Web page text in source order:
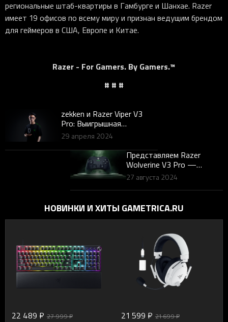
региональные штаб-квартиры в Гамбурге и Шанхае. Razer
имеет 19 офисов по всему миру и признан ведущим брендом
для геймеров в США, Европе и Китае.
Razer - For Gamers. By Gamers.™
# # #
zekken и Razer Viper V3
Pro: Выигрышная
комбинация
29 апреля 2024
Представляем Razer
Wolverine V3 Pro —
Совершенный
беспроводной
киберспортивный
контроллер для Xbox и ПК
27 августа 2024
НОВИНКИ И ХИТЫ GAMETRICA.RU
22 489 ₽ 27 999 ₽ 21 599 ₽ 21 699 ₽